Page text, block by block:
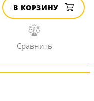
В КОРЗИНУ